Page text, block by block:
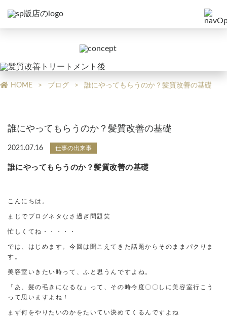
HOME ブログ 誰にやってもらうのか？髪質改善の基礎
誰にやってもらうのか？髪質改善の基礎
2021.07.16 仕事の出来事
誰にやってもらうのか？髪質改善の基礎
こんにちは。
まじでブログネタなさ過ぎ問題笑
忙しくてね・・・・・
では、はじめます。今回は聞こえてきた話題からそのままパクりま
す。
美容室いきたい時って、ふと思うんですよね。
「あ、髪の毛きになるな」って、その時今度〇〇しに美容室行こう
って思いますよね！
まず何をやりたいのかをたいてい決めてくるんですよね